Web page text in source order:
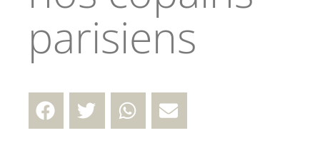
parisiens